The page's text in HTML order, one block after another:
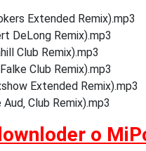
Extended Remix).mp3
DeLong Remix).mp3
Club Remix).mp3
Club Remix).mp3
Extended Remix).mp3
Club Remix).mp3
o